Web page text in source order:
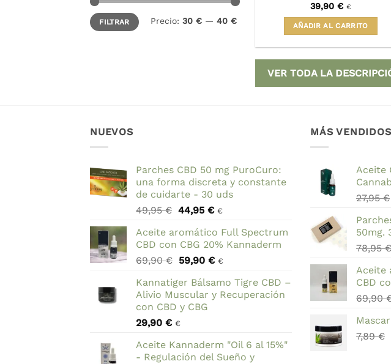
Precio
mínimo
Precio
máximo
FILTRAR Precio: 30 € — 40 €
39,90 € €
AÑADIR AL CARRITO
VER TODA LA
NUEVOS
Parches CBD 50 mg PuroCuro:
una forma discreta y constante
de cuidarte - 30 uds
49,95€ El
original
era:
49,95 €.
44,95 €El
actual
es:
44,95 €.
€
Aceite aromático Full Spectrum
CBD con CBG 20% Kannaderm
69,90€ El
original
era:
69,90 €.
59,90 €El
actual
es:
€
Kannatiger Bálsamo Tigre CBD –
Alivio Muscular y Recuperación
con CBD y CBG
29,90 € €
Aceite Kannaderm "Oil 6 al 15%"
- Regulación del Sueño y
MÁS VENDIDOS
Aceite
27,95€
50mg.
78,95€
Aceite
CBD
69,90
7,89€